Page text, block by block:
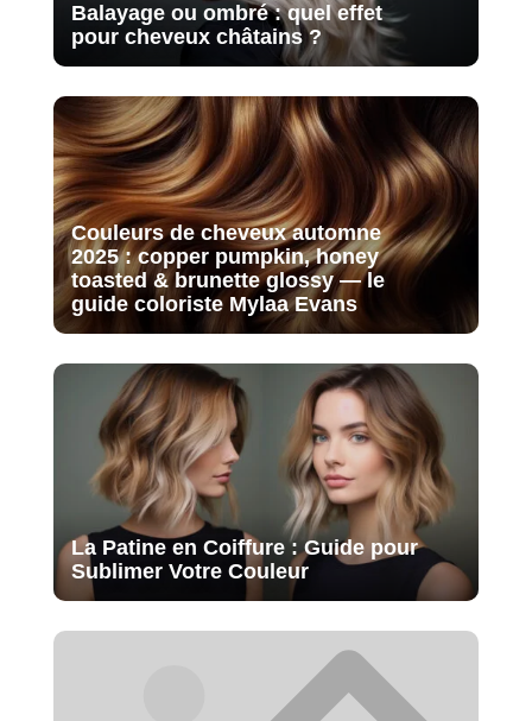
Balayage ou ombré : quel effet
pour cheveux châtains ?
Couleurs de cheveux automne
2025 : copper pumpkin, honey
toasted & brunette glossy — le
guide coloriste Mylaa Evans
La Patine en Coiffure : Guide pour
Sublimer Votre Couleur